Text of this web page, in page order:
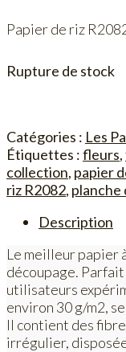
Papier de riz
Rupture de stock
Catégories : Les
Étiquettes :fleurs,
collection, papier
riz R2082, planche
Description
Le meilleur papier
découpage.
utilisateurs
environ 30 g/m2,
Il contient des
irrégulier,